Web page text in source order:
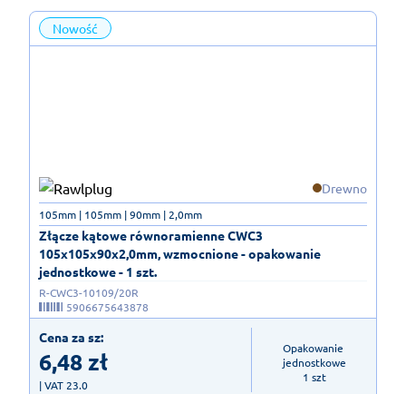
Nowość
Drewno
Złącze kątowe równoramienne CWC3
105x105x90x2,0mm, wzmocnione - opakowanie
jednostkowe - 1 szt.
105mm | 105mm | 90mm | 2,0mm
R-CWC3-10109/20R
5906675643878
Cena za sz:
6,48zł
| VAT 23.0
Opakowanie
jednostkowe
1 szt